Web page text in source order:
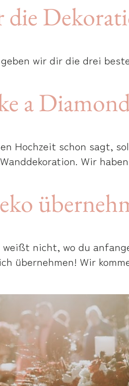
wir dir die drei
a
Hochzeit schon sagt,
Wir
weißt nicht, wo du
übernehmen! Wir